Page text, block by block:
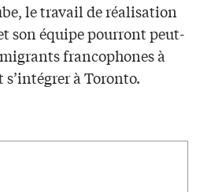
le travail de réalisation
son équipe pourront peut-
francophones à
à Toronto.